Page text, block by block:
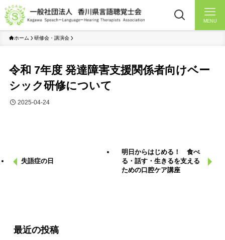
MENU
ホーム 研修会・講演会
令和 7年度 発達障害支援関係者向けベー
シック研修について
2025-04-24
失語症の日
明日からはじめる！ 食べ
る・話す・生きるを支える
ための口腔ケア講座
最近の投稿